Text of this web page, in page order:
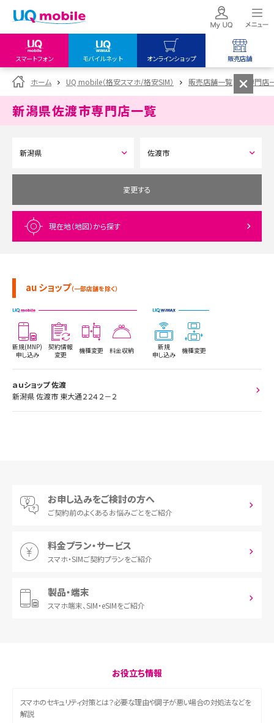
スマートフォン モバイルネット オンラインショップ 販売店舗
my UQ WiMAX
UQ WiMAX ご契約の方
My UQ mobile
データチャージサイト
UQ mobile
オンラインショップ
UQ WiMAX
UQ mobile
販売店舗
UQ WiMAX
ホーム UQ mobile（格安スマホ/格安SIM） 販売店舗一覧 専門店
新潟県佐渡市専門店一覧
変更する
現在地（地図）から探す
au ショップ（一部店舗を除く）
新規(MNP)
申し込み
契約情報
変更
機種変更 料金収納
新規
申し込み
機種変更
ａｕショップ 佐渡
新潟県 佐渡市 東大通２２４２－２
お申し込みをご検討の方へ
ご契約前のよくあるお悩みごとをご紹介
料金プラン・サービス
スマホ・SIMご契約プランをご紹介
製品・端末
スマホ端末、SIM・eSIMをご紹介
お役立ち情報
スマホのセキュリティ対策とは？必要な理由や調子が悪い場合の対処法などを
解説